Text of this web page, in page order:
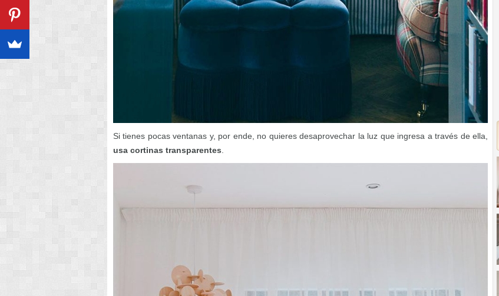
Si tienes pocas ventanas y, por ende, no quieres desaprovechar la luz que ingresa a través de ella,
usa cortinas transparentes